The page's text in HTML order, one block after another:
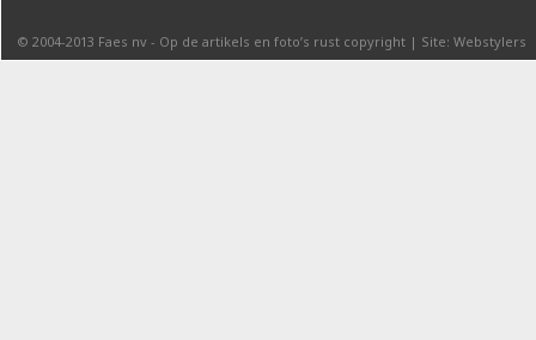
© 2004-2013 Faes nv - Op de artikels en foto’s rust copyright | Site: Webstylers